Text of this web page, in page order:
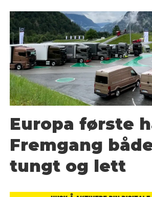
Europa første
Fremgang
tungt og lett